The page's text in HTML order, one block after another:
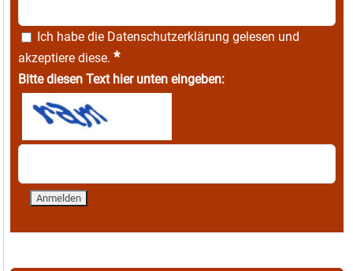
Ich habe die Datenschutzerklärung gelesen und
akzeptiere diese. *
Bitte diesen Text hier unten eingeben: